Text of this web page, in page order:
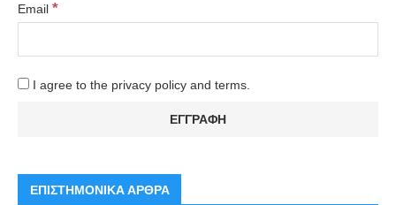
Email *
I agree to the privacy policy and terms.
ΕΠΙΣΤΗΜΟΝΙΚΑ ΑΡΘΡΑ